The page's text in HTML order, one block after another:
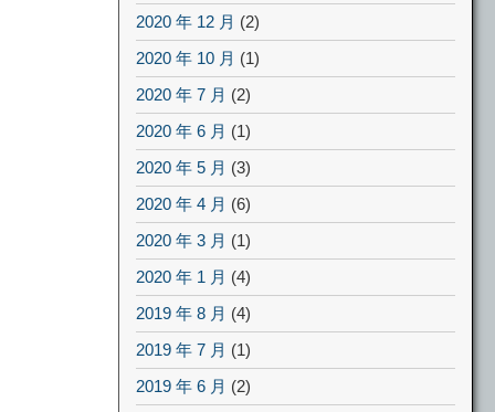
2020 年 12 月 (2)
2020 年 10 月 (1)
2020 年 7 月 (2)
2020 年 6 月 (1)
2020 年 5 月 (3)
2020 年 4 月 (6)
2020 年 3 月 (1)
2020 年 1 月 (4)
2019 年 8 月 (4)
2019 年 7 月 (1)
2019 年 6 月 (2)